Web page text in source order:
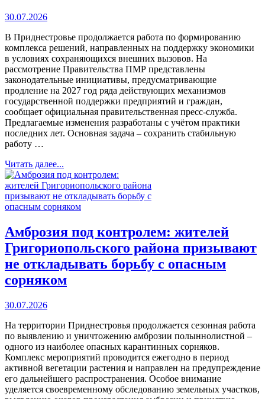
30.07.2026
В Приднестровье продолжается работа по формированию
комплекса решений, направленных на поддержку экономики
в условиях сохраняющихся внешних вызовов. На
рассмотрение Правительства ПМР представлены
законодательные инициативы, предусматривающие
продление на 2027 год ряда действующих механизмов
государственной поддержки предприятий и граждан,
сообщает официальная правительственная пресс-служба.
Предлагаемые изменения разработаны с учётом практики
последних лет. Основная задача – сохранить стабильную
работу …
Читать далее...
Амброзия под контролем: жителей
Григориопольского района призывают
не откладывать борьбу с опасным
сорняком
30.07.2026
На территории Приднестровья продолжается сезонная работа
по выявлению и уничтожению амброзии полыннолистной –
одного из наиболее опасных карантинных сорняков.
Комплекс мероприятий проводится ежегодно в период
активной вегетации растения и направлен на предупреждение
его дальнейшего распространения. Особое внимание
уделяется своевременному обследованию земельных участков,